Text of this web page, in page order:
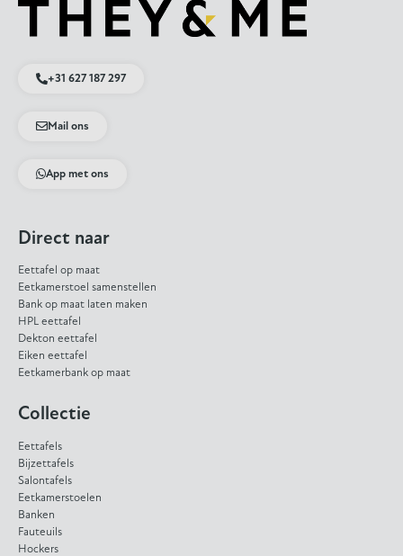
+31 627 187 297
Mail ons
App met ons
Direct naar
Eettafel op maat
Eetkamerstoel samenstellen
Bank op maat laten maken
HPL eettafel
Dekton eettafel
Eiken eettafel
Eetkamerbank op maat
Collectie
Eettafels
Bijzettafels
Salontafels
Eetkamerstoelen
Banken
Fauteuils
Hockers